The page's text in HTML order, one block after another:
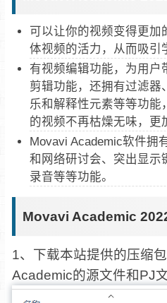
可以让你的视频变得更加
体视频的活力，从而吸引
有视频编辑功能，为用户
剪辑功能，还拥有过滤器
乐和解释性元素等等功能
的视频不再枯燥无味，更
Movavi Academic软件拥
和网络研讨会、突出显示
录音等等功能。
Movavi Academic
1、下载本站提供的压缩
Academic的源文件和PJ